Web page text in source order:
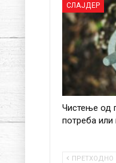
СЛАЈДЕР
Чистење од
потреба или
ПРЕТХОДНО